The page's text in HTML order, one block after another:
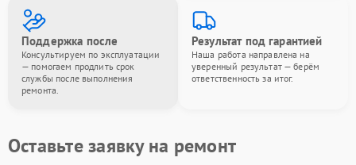
Поддержка после
Консультируем по эксплуатации
— помогаем продлить срок
службы после выполнения
ремонта.
Результат под гарантией
Наша работа направлена на
уверенный результат — берём
ответственность за итог.
Оставьте заявку на ремонт